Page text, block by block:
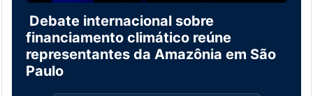
Debate internacional sobre
financiamento climático reúne
representantes da Amazônia em São
Paulo